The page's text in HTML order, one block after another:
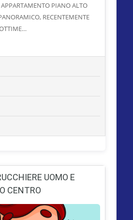
PIANO ALTO
RECENTEMENTE
UOMO E
CENTRO